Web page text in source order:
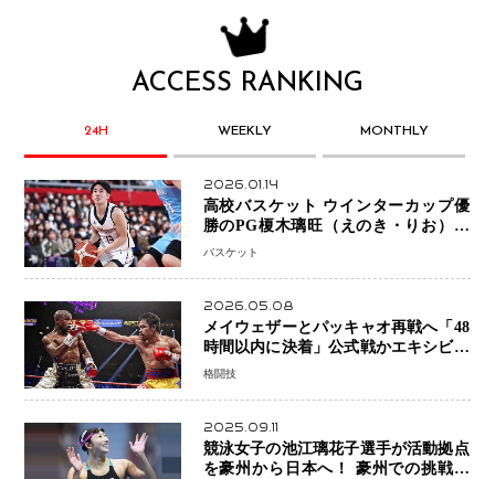
ACCESS RANKING
24H WEEKLY MONTHLY
2026.01.14
高校バスケット ウインターカップ優
勝のPG榎木璃旺（えのき・りお）が
プロの現場へ―。
バスケット
2026.05.08
メイウェザーとパッキャオ再戦へ「48
時間以内に決着」公式戦かエキシビシ
ョンか混迷続く
格闘技
2025.09.11
競泳女子の池江璃花子選手が活動拠点
を豪州から日本へ！ 豪州での挑戦を